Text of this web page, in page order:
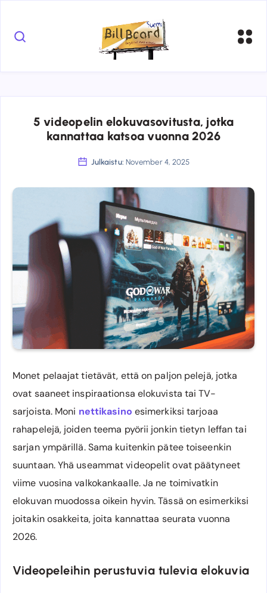
5 videopelin elokuvasovitusta, jotka
kannattaa katsoa vuonna 2026
Julkaistu: November 4, 2025
Monet pelaajat tietävät, että on paljon pelejä, jotka
ovat saaneet inspiraationsa elokuvista tai TV-
sarjoista. Moni nettikasino esimerkiksi tarjoaa
rahapelejä, joiden teema pyörii jonkin tietyn leffan tai
sarjan ympärillä. Sama kuitenkin pätee toiseenkin
suuntaan. Yhä useammat videopelit ovat päätyneet
viime vuosina valkokankaalle. Ja ne toimivatkin
elokuvan muodossa oikein hyvin. Tässä on esimerkiksi
joitakin osakkeita, joita kannattaa seurata vuonna
2026.
Videopeleihin perustuvia tulevia elokuvia